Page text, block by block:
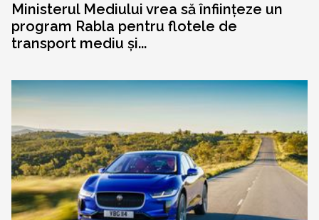
Ministerul Mediului vrea să înființeze un
program Rabla pentru flotele de
transport mediu și...